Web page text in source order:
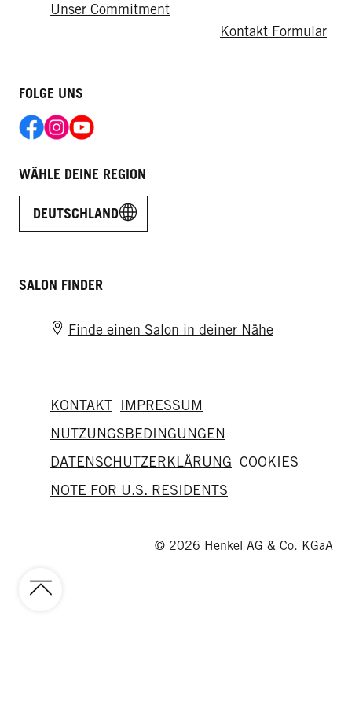
Unser Commitment
Kontakt Formular
FOLGE UNS
WÄHLE DEINE REGION
DEUTSCHLAND
SALON FINDER
Finde einen Salon in deiner Nähe
KONTAKT IMPRESSUM
NUTZUNGSBEDINGUNGEN
DATENSCHUTZERKLÄRUNG COOKIES
NOTE FOR U.S. RESIDENTS
© 2026 Henkel AG & Co. KGaA